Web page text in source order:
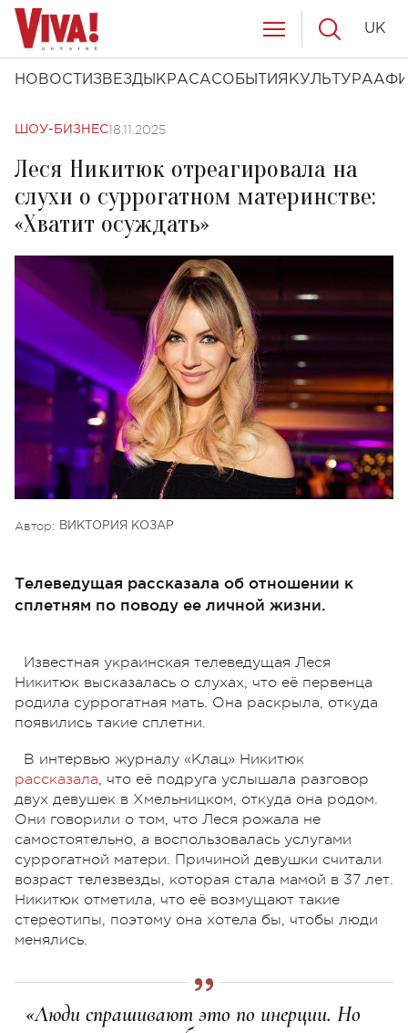
НОВОСТИ ЗВЕЗДЫ КРАСАСОБЫТИЯ КУЛЬТУРА
UK
ШОУ-БИЗНЕС18.11.2025
Леся Никитюк отреагировала на
слухи о суррогатном материнстве:
«Хватит осуждать»
Автор: ВИКТОРИЯ КОЗАР
Телеведущая рассказала об отношении к
сплетням по поводу ее личной жизни.
Известная украинская телеведущая Леся
Никитюк высказалась о слухах, что её первенца
родила суррогатная мать. Она раскрыла, откуда
появились такие сплетни.
В интервью журналу «Клац» Никитюк
рассказала, что её подруга услышала разговор
двух девушек в Хмельницком, откуда она родом.
Они говорили о том, что Леся рожала не
самостоятельно, а воспользовалась услугами
суррогатной матери. Причиной девушки считали
возраст телезвезды, которая стала мамой в 37 лет.
Никитюк отметила, что её возмущают такие
стереотипы, поэтому она хотела бы, чтобы люди
менялись.
«Люди спрашивают это по инерции. Но